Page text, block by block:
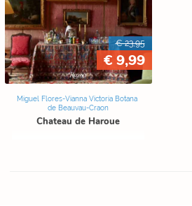
€ 23,95
€ 9,99
Miguel Flores-Vianna Victoria Botana
de Beauvau-Craon
Chateau de Haroue